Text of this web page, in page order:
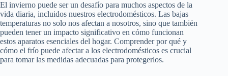
El invierno puede ser un desafío para muchos aspectos de la
vida diaria, incluidos nuestros electrodomésticos. Las bajas
temperaturas no solo nos afectan a nosotros, sino que también
pueden tener un impacto significativo en cómo funcionan
estos aparatos esenciales del hogar. Comprender por qué y
cómo el frío puede afectar a los electrodomésticos es crucial
para tomar las medidas adecuadas para protegerlos.